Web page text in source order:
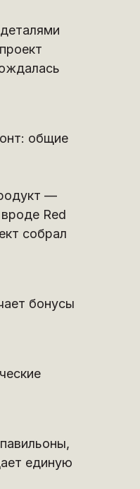
общие
—
Red
собрал
бонусы
единую